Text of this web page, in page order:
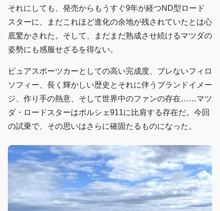
それにしても、発売からもうすぐ9年が経つND型ロード
スターに、まだこれほど進化の余地が残されていたとは心
底驚かされた。そして、まだまだ熟成させ続けるマツダの
姿勢にも感服せざるを得ない。
ピュアスポーツカーとしての高い完成度、ブレないフィロ
ソフィー、長く輝かしい歴史とそれに伴うブランドイメー
ジ、作り手の熱意、そして世界中のファンの存在……マツ
ダ・ロードスターはポルシェ911に比肩する存在だ。今回
の試乗で、その思いはさらに確固たるものになった。